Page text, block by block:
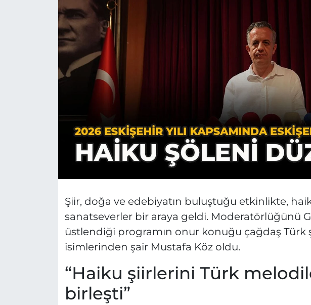
Şiir, doğa ve edebiyatın buluştuğu etkinlikte,
sanatseverler bir araya geldi. Moderatörlüğünü
üstlendiği programın onur konuğu çağdaş Türk
isimlerinden şair Mustafa Köz oldu.
“Haiku şiirlerini Türk
birleşti”